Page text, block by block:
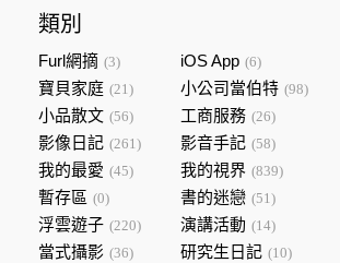
類別
Furl網摘 (3) iOS App (6)
寶貝家庭 (21) 小公司當伯特 (98)
小品散文 (56) 工商服務 (26)
影像日記 (261) 影音手記 (58)
我的最愛 (45) 我的視界 (839)
暫存區 (0) 書的迷戀 (51)
浮雲遊子 (220) 演講活動 (14)
當式攝影 (36) 研究生日記 (10)